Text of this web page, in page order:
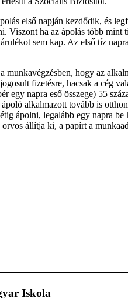
első napján kezdődik, és
ha az ápolás több
sem kap. Az első tíz
hogy az
fizetésre, hacsak a cég
napra eső összege) 55
alkalmazott tovább is
ápolni, legalább egy napra
állítja ki, a papírt a
Iskola